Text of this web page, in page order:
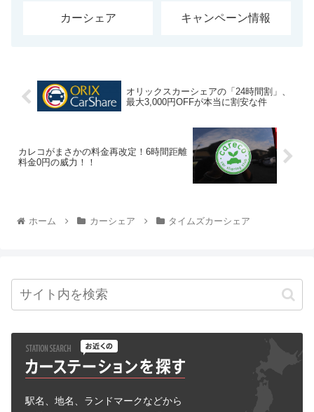
カーシェア キャンペーン情報
オリックスカーシェアの「24時間割」、
最大3,000円OFFが本当に割安な件
カレコがまさかの料金再改定！6時間距離
料金0円の威力！！
ホーム カーシェア タイムズカーシェア
駅名、地名、ランドマークなどから